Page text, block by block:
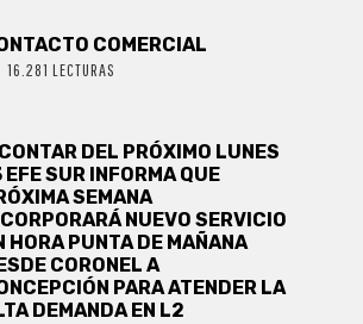
COMERCIAL
16.281 LECTURAS
DEL PRÓXIMO LUNES
EFE SUR INFORMA QUE
SEMANA
NUEVO SERVICIO
HORA PUNTA DE MAÑANA
CORONEL A
PARA ATENDER LA
DEMANDA EN L2